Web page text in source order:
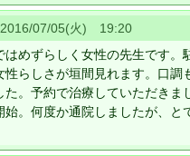
07/05(火) 19:20
はめずらしく女性の先生です。
性らしさが垣間見れます。口調
た。予約で治療していただきま
始。何度か通院しましたが、と